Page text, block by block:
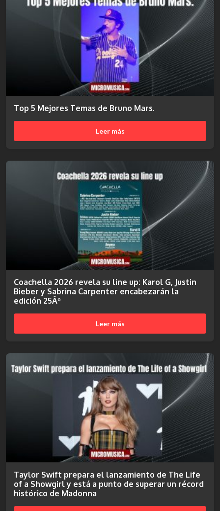
Top 5 Mejores Temas de Bruno Mars.
Leer más
Coachella 2026 revela su line up: Karol G, Justin
Bieber y Sabrina Carpenter encabezarán la
edición 25Âº
Leer más
Taylor Swift prepara el lanzamiento de The Life
of a Showgirl y está a punto de superar un récord
histórico de Madonna